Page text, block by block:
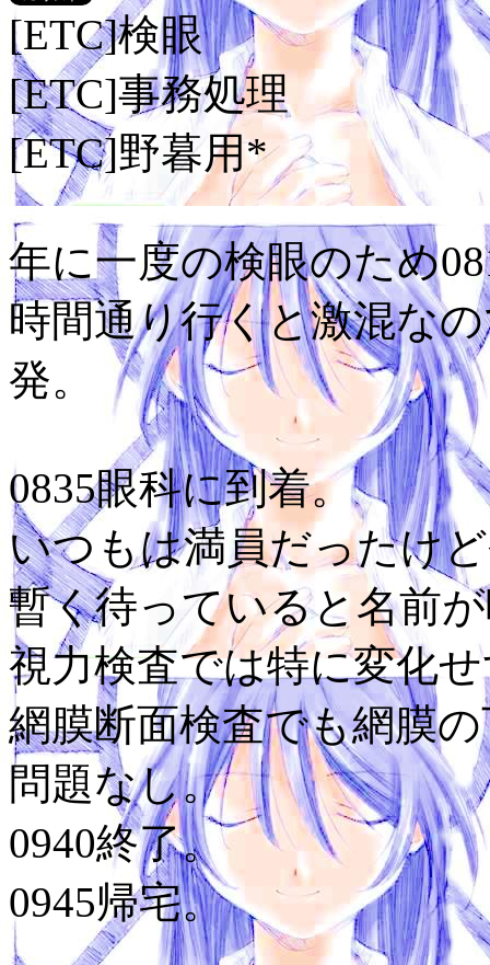
[ETC]検眼
[ETC]事務処理
[ETC]野暮用*
年に一度の検眼のため
時間通り行くと激混な
発。
0835眼科に到着。
いつもは満員だったけ
暫く待っていると名前
視力検査では特に変化
網膜断面検査でも網膜
問題なし。
0940終了。
0945帰宅。